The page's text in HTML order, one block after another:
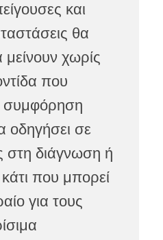
και
θα
χωρίς
που
συμφόρηση
οδηγήσει σε
στη διάγνωση ή
που μπορεί
για τους